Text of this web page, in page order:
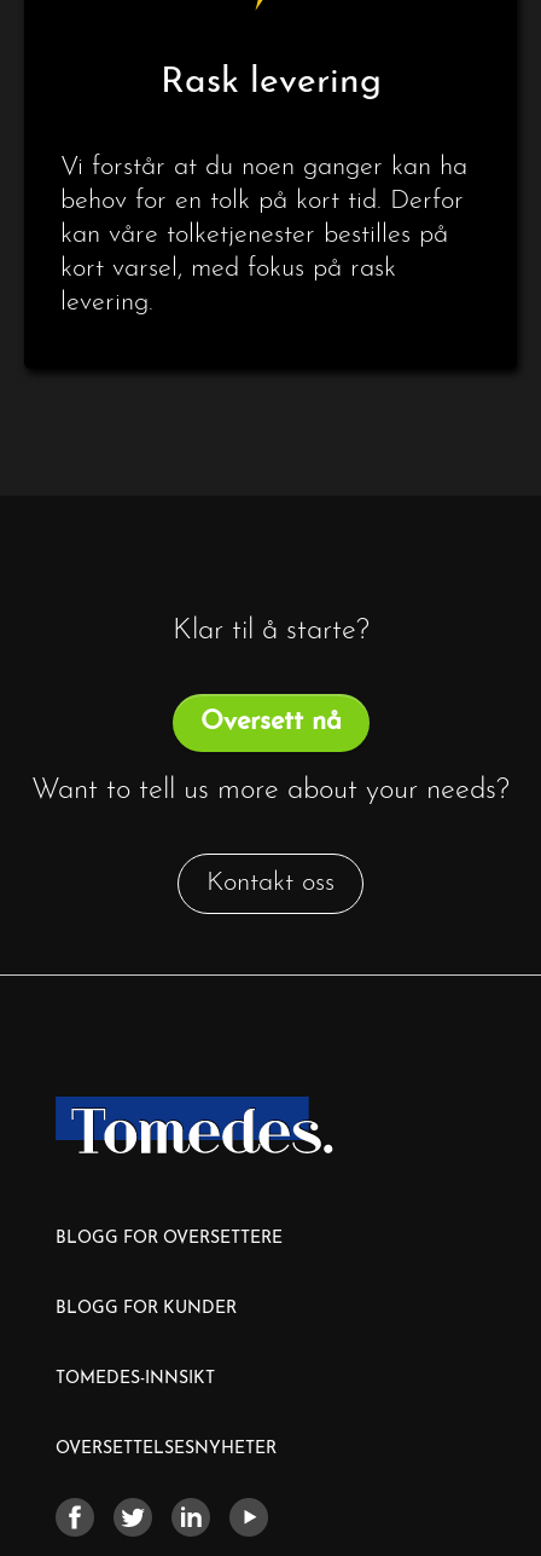
Rask levering
Vi forstår at du noen ganger kan ha
behov for en tolk på kort tid. Derfor
kan våre tolketjenester bestilles på
kort varsel, med fokus på rask
levering.
Klar til å starte?
Oversett nå
Want to tell us more about your needs?
Kontakt oss
BLOGG FOR OVERSETTERE
BLOGG FOR KUNDER
TOMEDES-INNSIKT
OVERSETTELSESNYHETER